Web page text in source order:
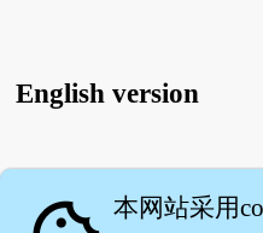
English version
本网站采用